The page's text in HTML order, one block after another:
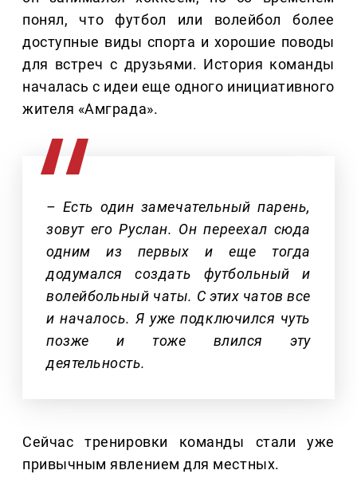
понял, что футбол или волейбол более
доступные виды спорта и хорошие поводы
для встреч с друзьями. История команды
началась с идеи еще одного инициативного
жителя «Амграда».
– Есть один замечательный парень,
зовут его Руслан. Он переехал сюда
одним из первых и еще тогда
додумался создать футбольный и
волейбольный чаты. С этих чатов все
и началось. Я уже подключился чуть
позже и тоже влился эту
деятельность.
Сейчас тренировки команды стали уже
привычным явлением для местных.